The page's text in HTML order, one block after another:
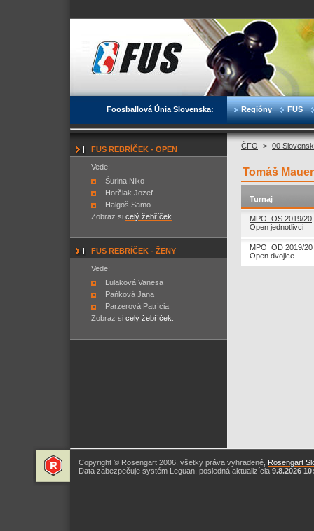
Foosballová Únia Slovenska: Regióny FUS
FUS REBRÍČEK - OPEN
Vede:
Šurina Niko
Horčiak Jozef
Halgoš Samo
Zobraz si celý žebříček
FUS REBRÍČEK - ŽENY
Vede:
Lulaková Vanesa
Paňková Jana
Parzerová Patrícia
Zobraz si celý žebříček
ČFO > 00
Tomáš
Turnaj
MPO_OS 2019/20
Open jednotlivci
MPO_OD 2019/20
Open dvojice
Copyright © Rosengart 2006, všetky práva vyhradené, Rosengart
Data zabezpečuje systém Leguan, posledná aktualizícia 9.8.2026